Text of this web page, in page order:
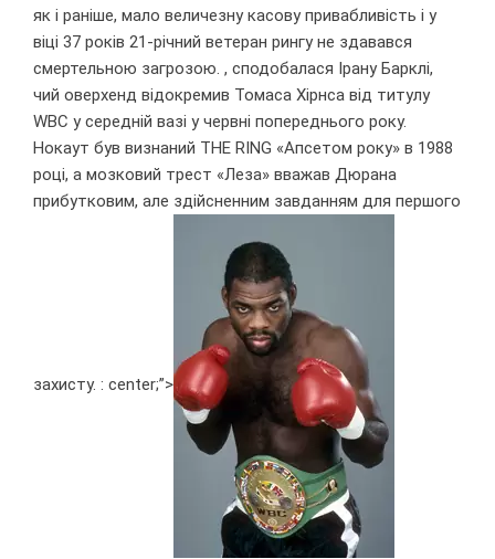
як і раніше, мало величезну касову привабливість і у
віці 37 років 21-річний ветеран рингу не здавався
смертельною загрозою. , сподобалася Ірану Барклі,
чий оверхенд відокремив Томаса Хірнса від титулу
WBC у середній вазі у червні попереднього року.
Нокаут був визнаний THE RING «Апсетом року» в 1988
році, а мозковий трест «Леза» вважав Дюрана
прибутковим, але здійсненним завданням для першого
захисту. : center;”>